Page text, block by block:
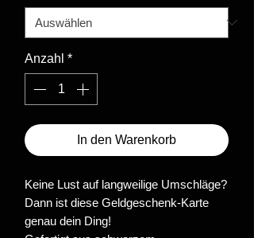
Anzahl *
In den Warenkorb
Keine Lust auf langweilige Umschläge?
Dann ist diese Geldgeschenk-Karte
genau dein Ding!